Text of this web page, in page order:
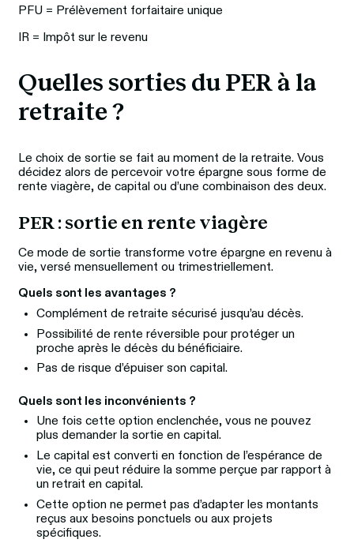
PFU = Prélèvement forfaitaire unique
IR = Impôt sur le revenu
Quelles sorties du PER à la
retraite ?
Le choix de sortie se fait au moment de la retraite. Vous
décidez alors de percevoir votre épargne sous forme de
rente viagère, de capital ou d’une combinaison des deux.
PER : sortie en rente viagère
Ce mode de sortie transforme votre épargne en revenu à
vie, versé mensuellement ou trimestriellement.
Quels sont les avantages ?
Complément de retraite sécurisé jusqu’au décès.
Possibilité de rente réversible pour protéger un
proche après le décès du bénéficiaire.
Pas de risque d’épuiser son capital.
Quels sont les inconvénients ?
Une fois cette option enclenchée, vous ne pouvez
plus demander la sortie en capital.
Le capital est converti en fonction de l’espérance de
vie, ce qui peut réduire la somme perçue par rapport à
un retrait en capital.
Cette option ne permet pas d’adapter les montants
reçus aux besoins ponctuels ou aux projets
spécifiques.